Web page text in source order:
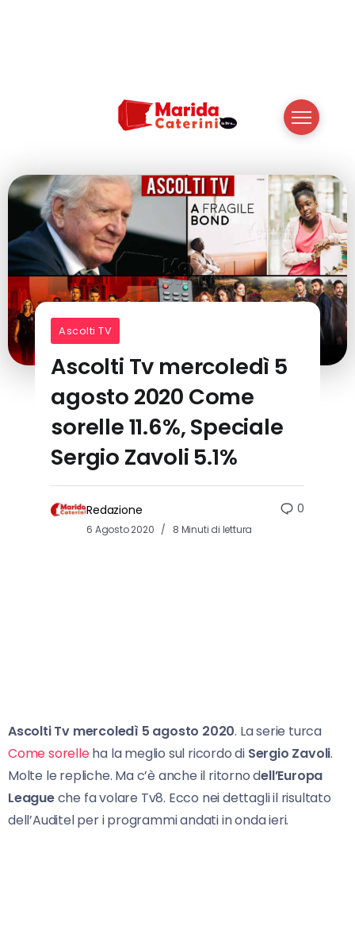
Ascolti TV
Ascolti Tv mercoledì 5
agosto 2020 Come
sorelle 11.6%, Speciale
Sergio Zavoli 5.1%
Redazione
6 Agosto 2020 8 Minuti di lettura
0
Ascolti Tv mercoledì 5 agosto 2020. La serie turca
Come sorelleha la meglio sul ricordo di Sergio Zavoli.
Molte le repliche. Ma c’è anche il ritorno dell’Europa
Leagueche fa volare Tv8. Ecco nei dettagli il risultato
dell’Auditel per i programmi andati in onda ieri.